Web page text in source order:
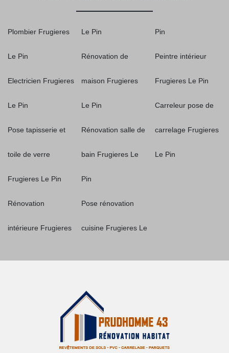
Plombier Frugieres
Le Pin
Electricien Frugieres
Le Pin
Pose tapisserie et
toile de verre
Frugieres Le Pin
Rénovation
intérieure Frugieres
Le Pin
Rénovation de
maison Frugieres
Le Pin
Rénovation salle de
bain Frugieres Le
Pin
Pose rénovation
cuisine Frugieres Le
Pin
Peintre intérieur
Frugieres Le Pin
Carreleur pose de
carrelage Frugieres
Le Pin